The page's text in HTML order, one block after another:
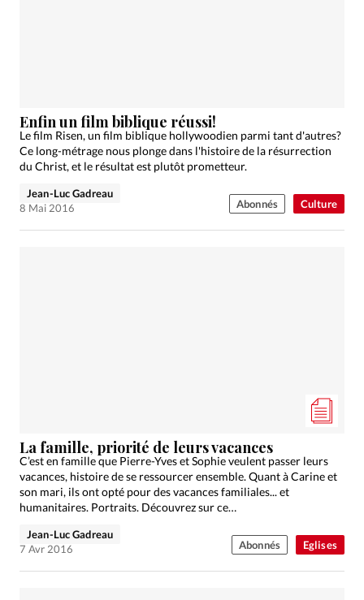
Culture
Enfin un film biblique réussi!
Le film Risen, un film biblique hollywoodien parmi tant d'autres?
Ce long-métrage nous plonge dans l'histoire de la résurrection
du Christ, et le résultat est plutôt prometteur.
Jean-Luc Gadreau
8 Mai 2016
Abonnés
Eglises
La famille, priorité de leurs vacances
C’est en famille que Pierre-Yves et Sophie veulent passer leurs
vacances, histoire de se ressourcer ensemble. Quant à Carine et
son mari, ils ont opté pour des vacances familiales... et
humanitaires. Portraits. Découvrez sur ce…
Jean-Luc Gadreau
7 Avr 2016
Abonnés